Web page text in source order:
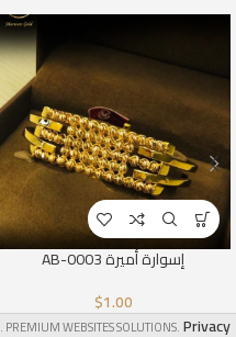
إسوارة أميرة AB-0003
$1.00
. PREMIUM WEBSITES SOLUTIONS.Privacy